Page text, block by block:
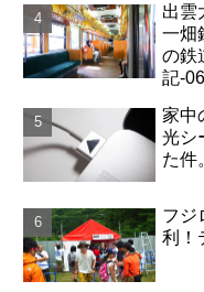
出雲
一畑
の鉄
記-
家中
光シ
た件
フジ
利！